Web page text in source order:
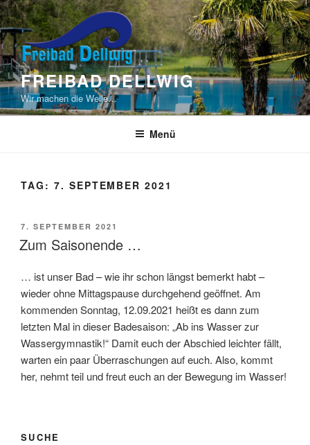
Zum
Inhalt
springen
FREIBAD DELLWIG
Wir machen die Welle…
Menü
TAG: 7. SEPTEMBER 2021
VERÖFFENTLICHT
AM
7. SEPTEMBER 2021
Zum Saisonende …
… ist unser Bad – wie ihr schon längst bemerkt habt –
wieder ohne Mittagspause durchgehend geöffnet. Am
kommenden Sonntag, 12.09.2021 heißt es dann zum
letzten Mal in dieser Badesaison: „Ab ins Wasser zur
Wassergymnastik!“ Damit euch der Abschied leichter fällt,
warten ein paar Überraschungen auf euch. Also, kommt
her, nehmt teil und freut euch an der Bewegung im Wasser!
SUCHE